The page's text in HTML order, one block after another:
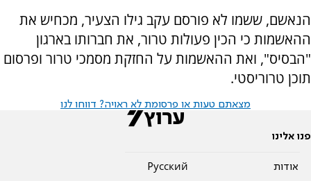
הנאשם, ששמו לא פורסם עקב גילו הצעיר, מכחיש את
ההאשמות כי הכין פעולות טרור, את חברותו בארגון
"הבסיס", ואת ההאשמות על החזקת מסמכי טרור ופרסום
תוכן טרוריסטי.
מצאתם טעות או פרסומת לא ראויה? דווחו לנו
פנו אלינו
אודות
Pусский